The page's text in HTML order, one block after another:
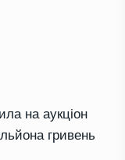
на аукціон
гривень